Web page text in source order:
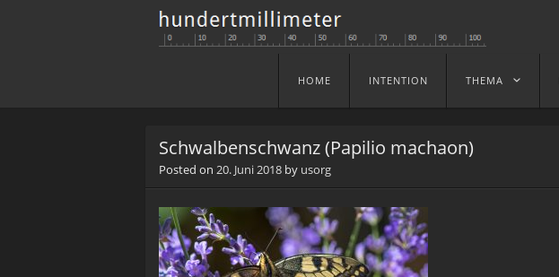
Menu
Skip to content
HOME INTENTION THEMA
Schwalbenschwanz (Papilio machaon)
Posted on 20. Juni 2018 by usorg